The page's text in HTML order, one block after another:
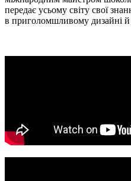
передає усьому світу свої
в приголомшливому дизайні й